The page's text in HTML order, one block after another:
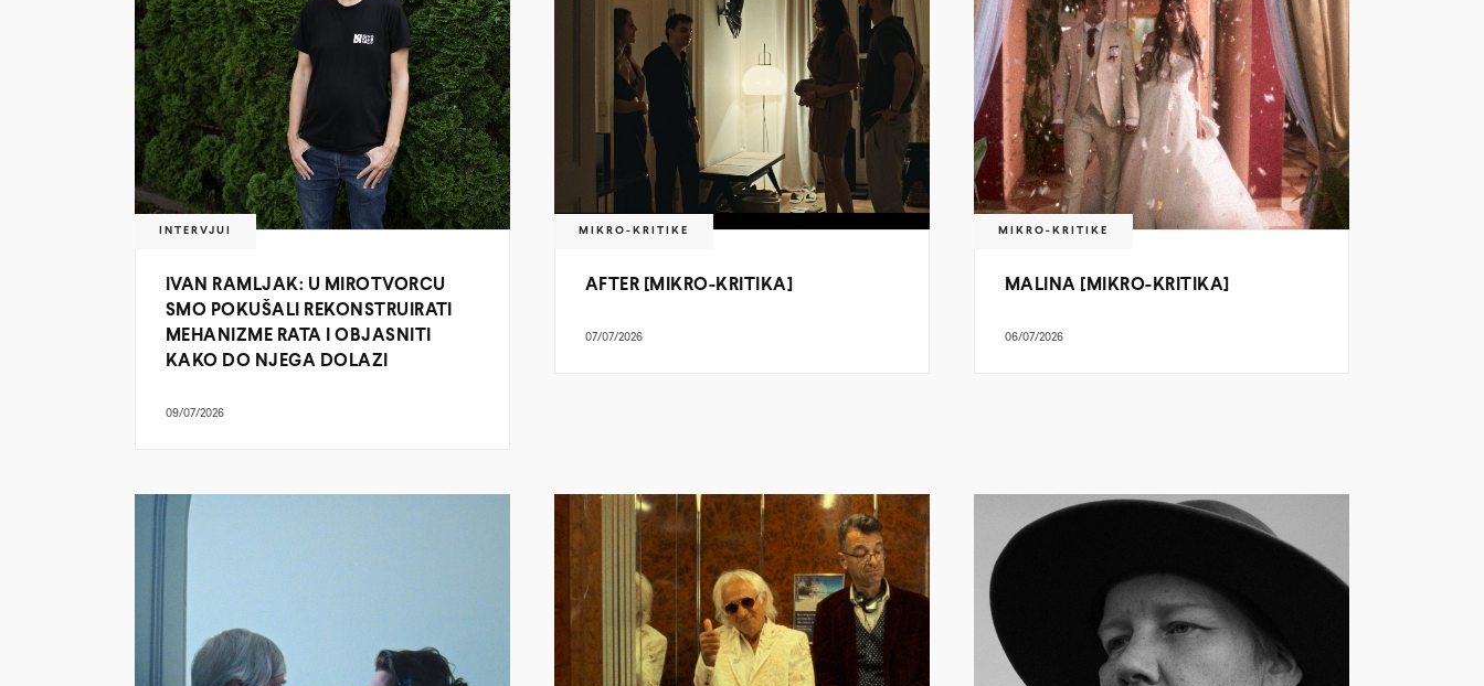
INTERVJUI
IVAN RAMLJAK: U MIROTVORCU
SMO POKUŠALI REKONSTRUIRATI
MEHANIZME RATA I OBJASNITI
KAKO DO NJEGA DOLAZI
09/07/2026
MIKRO-KRITIKE
AFTER [MIKRO-KRITIKA]
07/07/2026
MIKRO-KRITIKE
MALINA [MIKRO-KRITIKA]
06/07/2026